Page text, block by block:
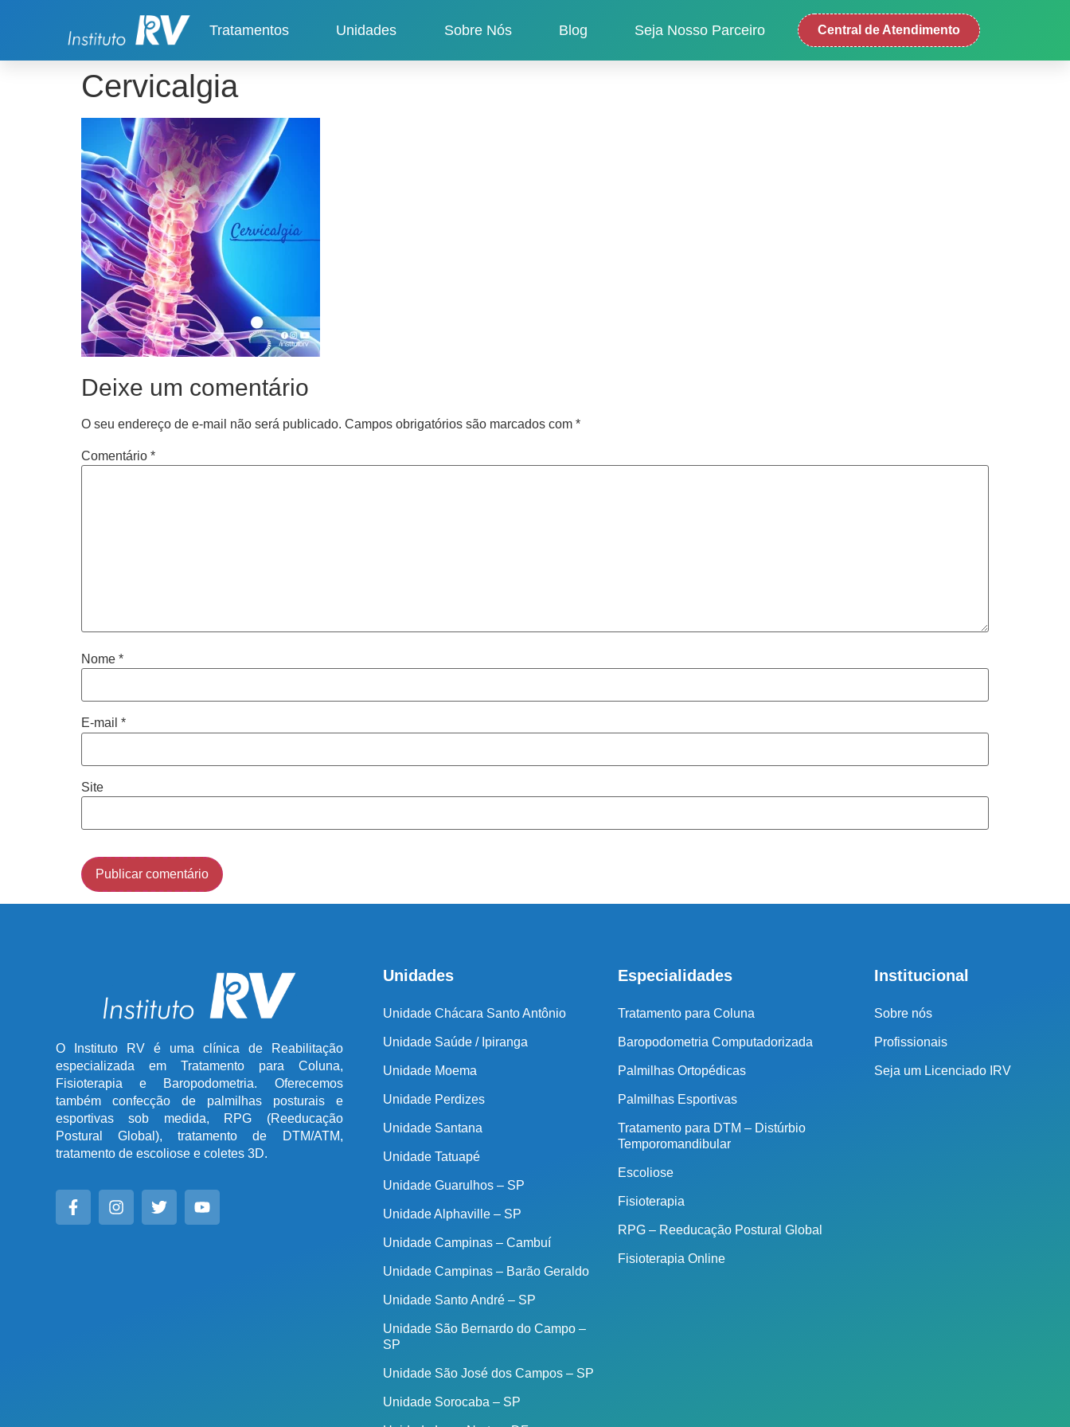
Tratamentos Unidades Sobre Nós Blog Seja Nosso Parceiro Central de Atendimento
Cervicalgia
Deixe um comentário
O seu endereço de e-mail não será publicado. Campos obrigatórios são marcados com *
Comentário *
Nome *
E-mail *
Site
O Instituto RV é uma clínica de Reabilitação
especializada em Tratamento para Coluna,
Fisioterapia e Baropodometria. Oferecemos
também confecção de palmilhas posturais e
esportivas sob medida, RPG (Reeducação
Postural Global), tratamento de DTM/ATM,
tratamento de escoliose e coletes 3D.
Unidades
Unidade Chácara Santo Antônio
Unidade Saúde / Ipiranga
Unidade Moema
Unidade Perdizes
Unidade Santana
Unidade Tatuapé
Unidade Guarulhos – SP
Unidade Alphaville – SP
Unidade Campinas – Cambuí
Unidade Campinas – Barão Geraldo
Unidade Santo André – SP
Unidade São Bernardo do Campo –
SP
Unidade São José dos Campos – SP
Unidade Sorocaba – SP
Especialidades
Tratamento para Coluna
Baropodometria Computadorizada
Palmilhas Ortopédicas
Palmilhas Esportivas
Tratamento para DTM – Distúrbio
Temporomandibular
Escoliose
Fisioterapia
RPG – Reeducação Postural Global
Fisioterapia Online
Institucional
Sobre nós
Profissionais
Seja um Licenciado IRV
Central de atendimento
Antes de iniciar o seu tratamento, iremos fazer uma avaliação clínica da sua
seguido.
0800 494 8888